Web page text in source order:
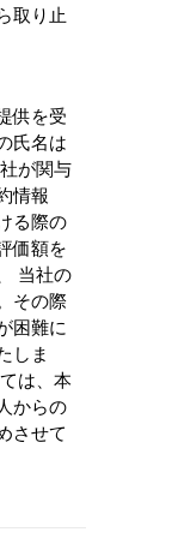
取り止
供を受
氏名は
が関与
情報
る際の
価額を
当社の
その際
困難に
しま
は、本
からの
させて